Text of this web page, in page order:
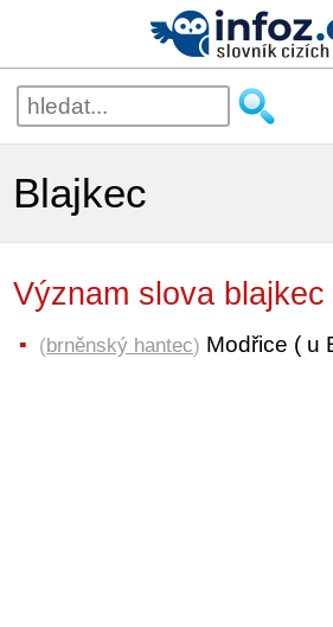
Blajkec
Význam slova
(brněnský hantec) Modřice ( u